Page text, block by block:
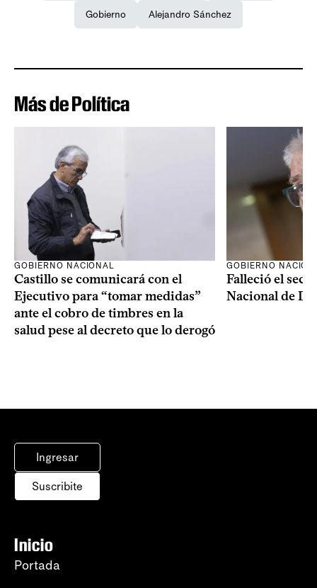
Gobierno Alejandro Sánchez
Más de Política
GOBIERNO NACIONAL
Castillo se comunicará con el
Ejecutivo para “tomar medidas”
ante el cobro de timbres en la
salud pese al decreto que lo derogó
GOBIERNO
Falleció el
Nacional de
Ingresar
Suscribite
Inicio
Portada